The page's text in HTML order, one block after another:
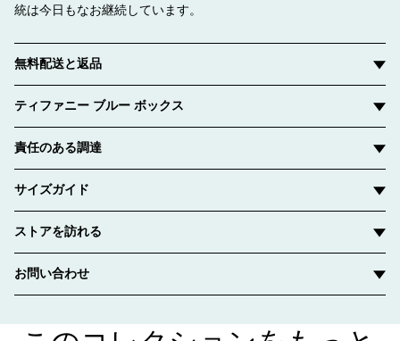
統は今日もなお継続しています。
無料配送と返品
ティファニー ブルー ボックス
責任のある調達
サイズガイド
ストアを訪れる
お問い合わせ